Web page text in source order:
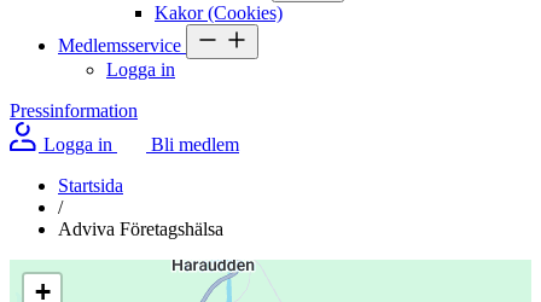
Kakor (Cookies)
Medlemsservice
Logga in
Pressinformation
Logga in
Bli medlem
Startsida
/
Adviva Företagshälsa
+